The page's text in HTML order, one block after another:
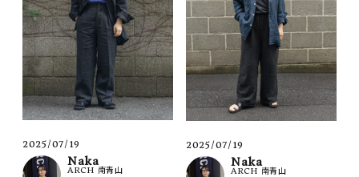
2025/07/19
Naka
ARCH 南青山
2025/07/19
Naka
ARCH 南青山